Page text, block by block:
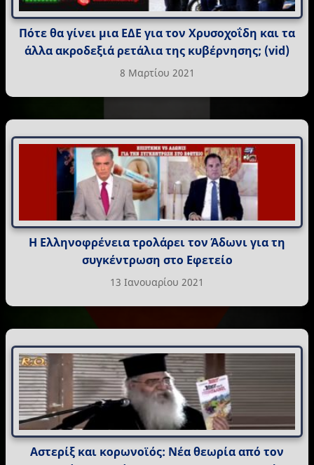
Πότε θα γίνει μια ΕΔΕ για τον Χρυσοχοΐδη και τα
άλλα ακροδεξιά ρετάλια της κυβέρνησης; (vid)
8 Μαρτίου 2021
Η Ελληνοφρένεια τρολάρει τον Άδωνι για τη
συγκέντρωση στο Εφετείο
13 Ιανουαρίου 2021
Αστερίξ και κορωνοϊός: Νέα θεωρία από τον